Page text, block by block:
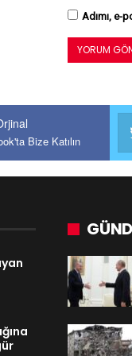
Adımı, e-
Bize Katılın